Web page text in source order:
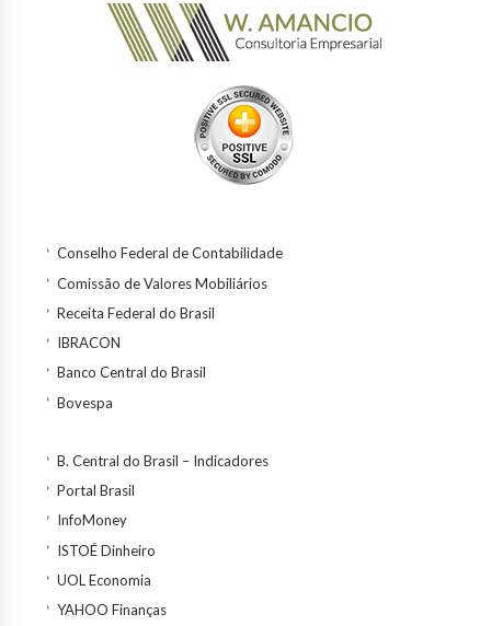
Conselho Federal de Contabilidade
Comissão de Valores Mobiliários
Receita Federal do Brasil
IBRACON
Banco Central do Brasil
Bovespa
B. Central do Brasil – Indicadores
Portal Brasil
InfoMoney
ISTOÉ Dinheiro
UOL Economia
YAHOO Finanças